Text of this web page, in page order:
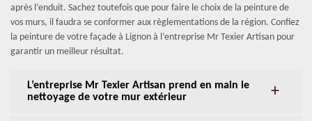
après l’enduit. Sachez toutefois que pour faire le choix de la peinture de
vos murs, il faudra se conformer aux règlementations de la région. Confiez
la peinture de votre façade à Lignon à l’entreprise Mr Texier Artisan pour
garantir un meilleur résultat.
L’entreprise Mr Texier Artisan prend en main le
nettoyage de votre mur extérieur